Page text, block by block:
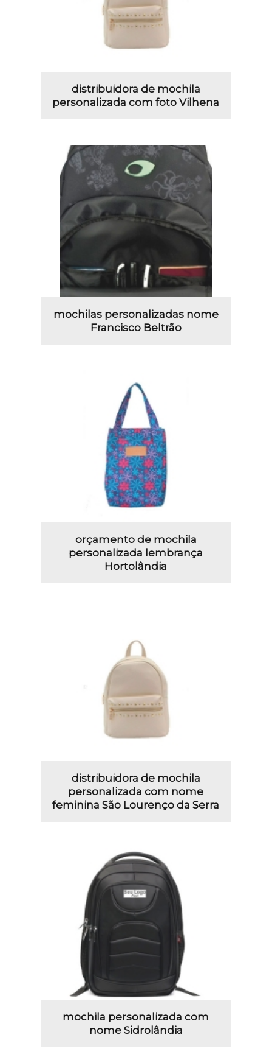
distribuidora de mochila
personalizada com foto Vilhena
mochilas personalizadas nome
Francisco Beltrão
orçamento de mochila
personalizada lembrança
Hortolândia
distribuidora de mochila
personalizada com nome
feminina São Lourenço da Serra
mochila personalizada com
nome Sidrolândia